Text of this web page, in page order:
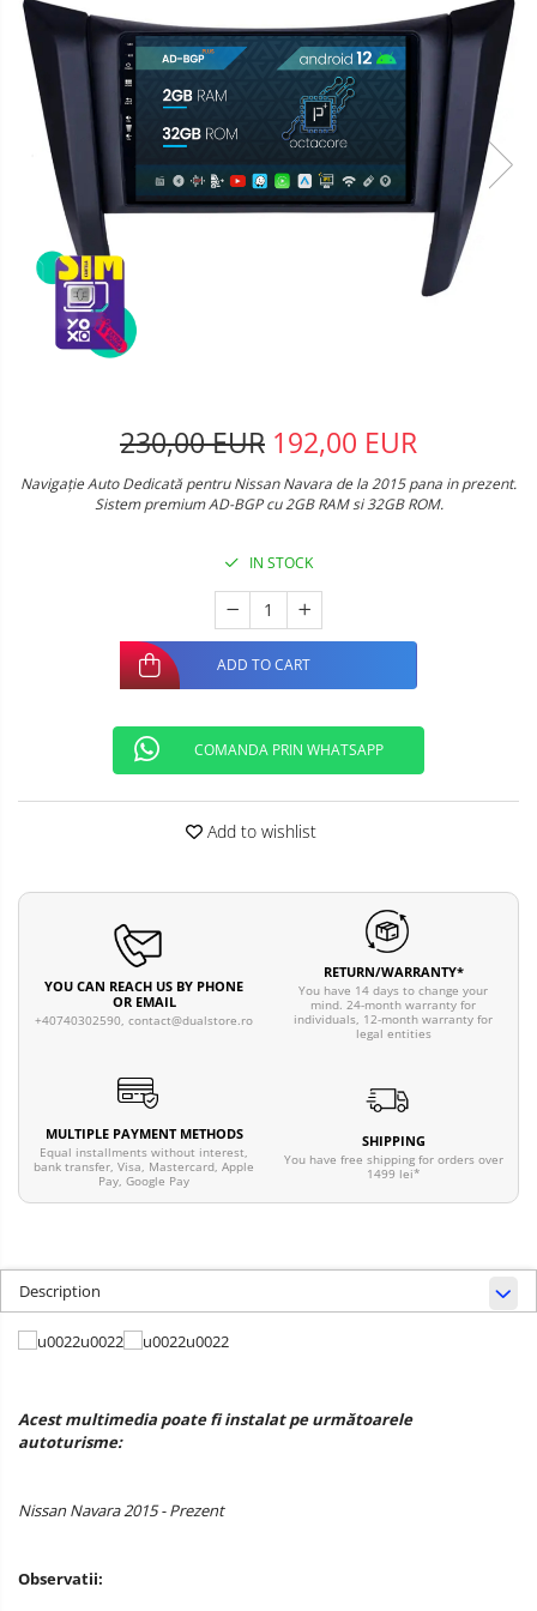
230,00 EUR 192,00 EUR
Navigație Auto Dedicată pentru Nissan Navara de la 2015 pana in prezent.
Sistem premium AD-BGP cu 2GB RAM si 32GB ROM.
IN STOCK
ADD TO CART
COMANDA PRIN WHATSAPP
Add to wishlist
YOU CAN REACH US BY PHONE
OR EMAIL
+40740302590, contact@dualstore.ro
RETURN/WARRANTY*
You have 14 days to change your
mind. 24-month warranty for
individuals, 12-month warranty for
legal entities
MULTIPLE PAYMENT METHODS
Equal installments without interest,
bank transfer, Visa, Mastercard, Apple
Pay, Google Pay
SHIPPING
You have free shipping for orders over
1499 lei*
Description
Acest multimedia poate fi instalat pe următoarele
autoturisme:
Nissan Navara 2015 - Prezent
Observatii: